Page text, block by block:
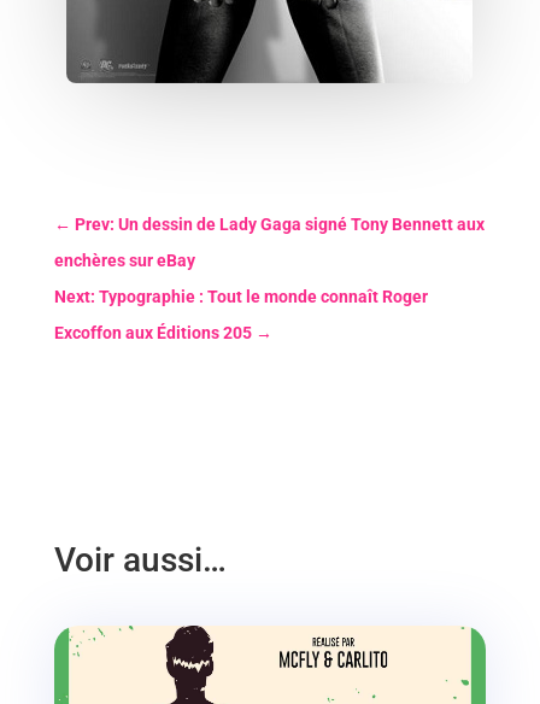
← Prev: Un dessin de Lady Gaga signé Tony Bennett aux
enchères sur eBay
Next: Typographie : Tout le monde connaît Roger
Excoffon aux Éditions 205→
Voir aussi…